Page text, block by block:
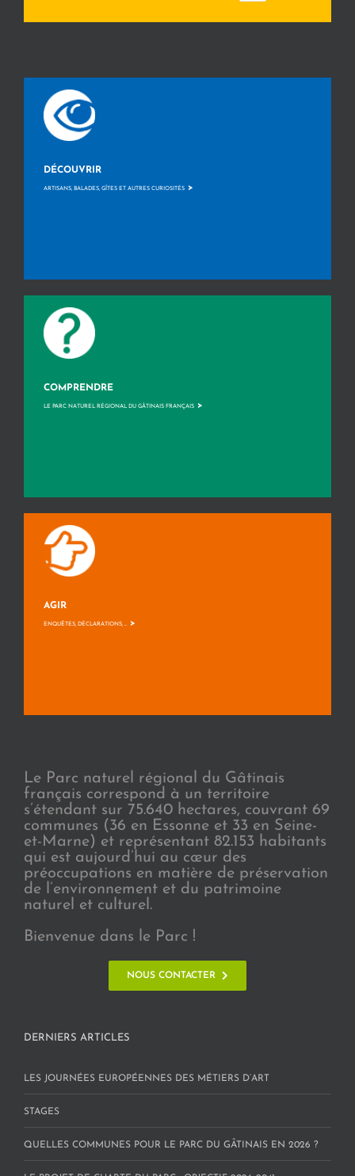
DÉCOUVRIR
ARTISANS, BALADES, GÎTES ET AUTRES CURIOSITÉS >
COMPRENDRE
LE PARC NATUREL RÉGIONAL DU GÂTINAIS FRANÇAIS >
AGIR
ENQUÊTES, DÉCLARATIONS, ... >
Le Parc naturel régional du Gâtinais
français correspond à un territoire
s’étendant sur 75.640 hectares, couvrant 69
communes (36 en Essonne et 33 en Seine-
et-Marne) et représentant 82.153 habitants
qui est aujourd’hui au cœur des
préoccupations en matière de préservation
de l’environnement et du patrimoine
naturel et culturel.
Bienvenue dans le Parc !
NOUS CONTACTER
DERNIERS ARTICLES
LES JOURNÉES EUROPÉENNES DES MÉTIERS D’ART
STAGES
QUELLES COMMUNES POUR LE PARC DU GÂTINAIS EN 2026 ?